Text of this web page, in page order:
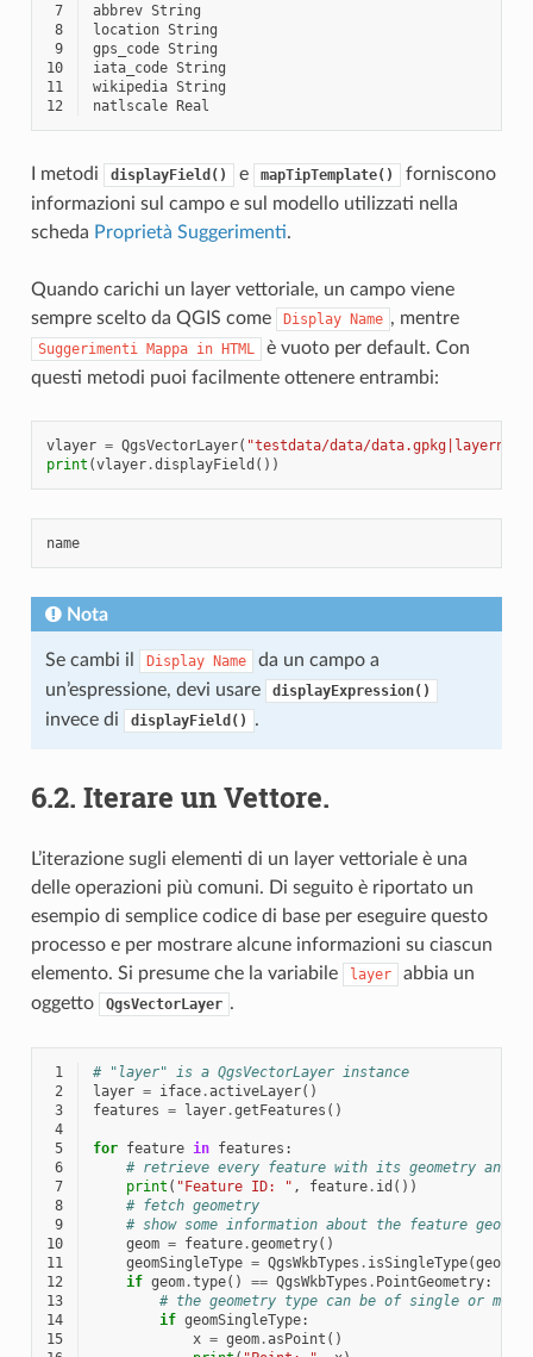
7
8
9
10
11
12
I metodi displayField() e mapTipTemplate()
forniscono
informazioni sul campo e sul modello utilizzati nella
scheda Proprietà Suggerimenti.
Quando carichi un layer vettoriale, un campo viene
sempre scelto da QGIS come
Display Name , mentre
Suggerimenti Mappa in HTML
è vuoto per default. Con
questi metodi puoi facilmente ottenere entrambi:
vlayer = QgsVectorLayer( "testdata/data/
print (vlayer.displayField ())
name
Nota
Se cambi il Display Name
da un campo a
un’espressione, devi usare
displayExpression()
invece di displayField() .
6.2. Iterare un Vettore.
L’iterazione sugli elementi di un layer vettoriale è una
delle operazioni più comuni. Di seguito è riportato un
esempio di semplice codice di base per eseguire questo
processo e per mostrare alcune informazioni su ciascun
elemento. Si presume che la variabile
layer
abbia un
oggetto
QgsVectorLayer .
1
# "layer" is a QgsVectorLayer instance
2
layer = iface.activeLayer()
3
features = layer.getFeatures ()
4
5
for feature in features :
6
# retrieve every feature with its geometry and
7
print ( "Feature ID: " , feature. id ())
8
# fetch geometry
9
# show some information about the feature
10
geom = feature.geometry()
11
geomSingleType = QgsWkbTypes . isSingleType(geom
12
if geom.type() == QgsWkbTypes . PointGeometry:
13
# the geometry type can be of single or
14
if geomSingleType:
15
x = geom.asPoint ()